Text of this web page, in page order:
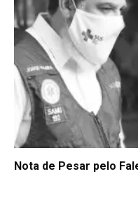
Nota de Pesar pelo